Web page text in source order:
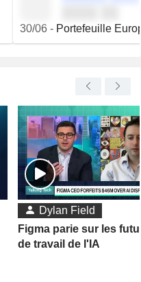
30/06- Portefeuille
Dylan Field
Figma parie sur les
de travail de l'IA